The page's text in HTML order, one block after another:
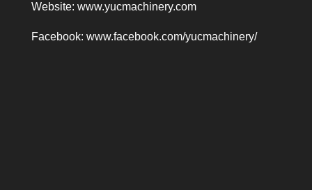
Website: www.yucmachinery.com
Facebook: www.facebook.com/yucmachinery/